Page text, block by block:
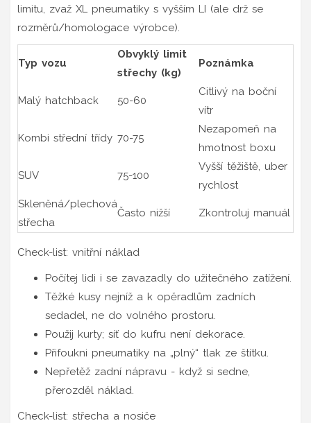
limitu, zvaž XL pneumatiky s vyšším LI (ale drž se
rozměrů/homologace výrobce).
Typ vozu
Obvyklý limit
střechy (kg)
Poznámka
Malý hatchback 50-60
Citlivý na boční
vítr
Kombi střední třídy 70-75
Nezapomeň na
hmotnost boxu
SUV 75-100
Vyšší těžiště, uber
rychlost
Skleněná/plechová
střecha
Často nižší Zkontroluj manuál
Check-list: vnitřní náklad
Počítej lidi i se zavazadly do užitečného zatížení.
Těžké kusy nejníž a k opěradlům zadních
sedadel, ne do volného prostoru.
Použij kurty; síť do kufru není dekorace.
Přifoukni pneumatiky na „plný“ tlak ze štítku.
Nepřetěž zadní nápravu - když si sedne,
přerozděl náklad.
Check-list: střecha a nosiče